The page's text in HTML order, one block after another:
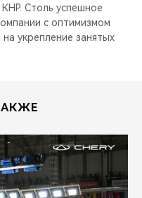
Столь успешное
с оптимизмом
укрепление занятых